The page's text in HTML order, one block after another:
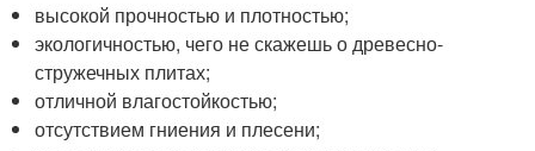
высокой прочностью и плотностью;
экологичностью, чего не скажешь о древесно-
стружечных плитах;
отличной влагостойкостью;
отсутствием гниения и плесени;